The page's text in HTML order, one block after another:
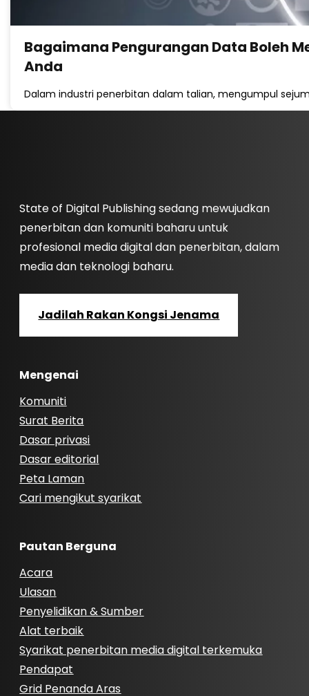
Bagaimana Pengurangan Data Boleh
Anda
Dalam industri penerbitan dalam talian, mengumpul
State of Digital Publishing sedang mewujudkan
penerbitan dan komuniti baharu untuk
profesional media digital dan penerbitan, dalam
media dan teknologi baharu.
Jadilah Rakan Kongsi Jenama
Mengenai
Komuniti
Surat Berita
Dasar privasi
Dasar editorial
Peta Laman
Cari mengikut syarikat
Pautan Berguna
Acara
Ulasan
Penyelidikan & Sumber
Alat terbaik
Syarikat penerbitan media digital terkemuka
Pendapat
Grid Penanda Aras